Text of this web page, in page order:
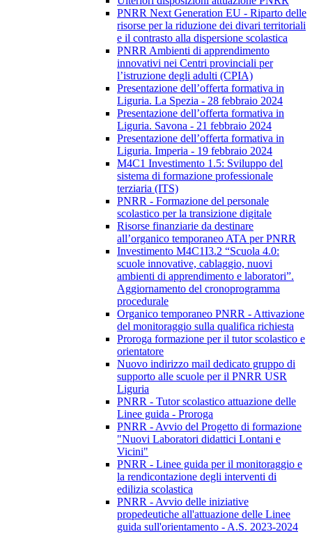
PNRR Next Generation EU - Riparto delle
risorse per la riduzione dei divari territoriali
e il contrasto alla dispersione scolastica
PNRR Ambienti di apprendimento
innovativi nei Centri provinciali per
l’istruzione degli adulti (CPIA)
Presentazione dell’offerta formativa in
Liguria. La Spezia - 28 febbraio 2024
Presentazione dell’offerta formativa in
Liguria. Savona - 21 febbraio 2024
Presentazione dell’offerta formativa in
Liguria. Imperia - 19 febbraio 2024
M4C1 Investimento 1.5: Sviluppo del
sistema di formazione professionale
terziaria (ITS)
PNRR - Formazione del personale
scolastico per la transizione digitale
Risorse finanziarie da destinare
all’organico temporaneo ATA per PNRR
Investimento M4C1I3.2 “Scuola 4.0:
scuole innovative, cablaggio, nuovi
ambienti di apprendimento e laboratori”.
Aggiornamento del cronoprogramma
procedurale
Organico temporaneo PNRR - Attivazione
del monitoraggio sulla qualifica richiesta
Proroga formazione per il tutor scolastico e
orientatore
Nuovo indirizzo mail dedicato gruppo di
supporto alle scuole per il PNRR USR
Liguria
PNRR - Tutor scolastico attuazione delle
Linee guida - Proroga
PNRR - Avvio del Progetto di formazione
"Nuovi Laboratori didattici Lontani e
Vicini"
PNRR - Linee guida per il monitoraggio e
la rendicontazione degli interventi di
edilizia scolastica
PNRR - Avvio delle iniziative
propedeutiche all'attuazione delle Linee
guida sull'orientamento - A.S. 2023-2024